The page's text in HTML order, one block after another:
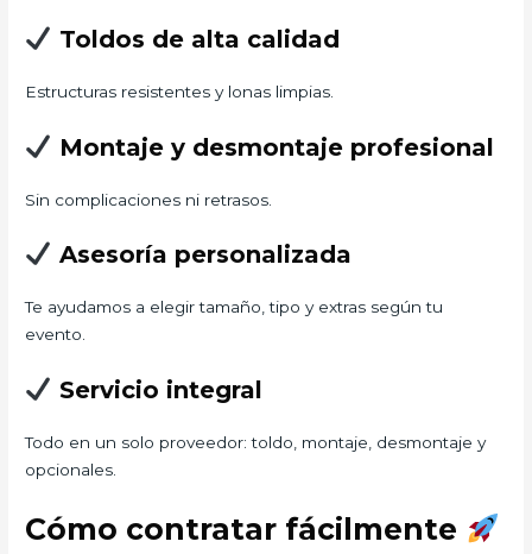
Toldos de alta calidad
Estructuras resistentes y lonas limpias.
Montaje y desmontaje profesional
Sin complicaciones ni retrasos.
Asesoría personalizada
Te ayudamos a elegir tamaño, tipo y extras según tu
evento.
Servicio integral
Todo en un solo proveedor: toldo, montaje, desmontaje y
opcionales.
Cómo contratar fácilmente